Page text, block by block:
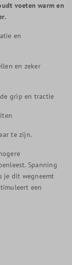
voeten warm en
en
en zeker
grip en tractie
te zijn.
Spanning
je dit wegneemt
een